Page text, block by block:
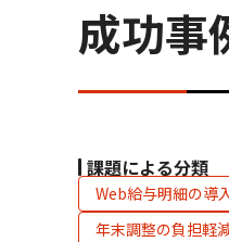
成功事
課題による分類
Web給与明細の導
年末調整の負担軽